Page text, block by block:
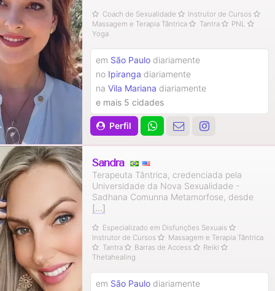
Coach de Sexualidade
Instrutor de Cursos
Massagem e Terapia Tântrica
Tantra
PNL
Yoga
Perfil
em São Paulo diariamente
no Ipiranga diariamente
naVila Mariana diariamente
e mais 5 cidades
Sandra
Terapeuta Tântrica, credenciada pela
Universidade da Nova Sexualidade -
Sadhana Comunna Metamorfose, desde
[...]
Especializado em Disfunções Sexuais
Instrutor de Cursos
Massagem e Terapia Tântrica
Tantra
Barras de Access
Reiki
Thetahealing
em São Paulo diariamente